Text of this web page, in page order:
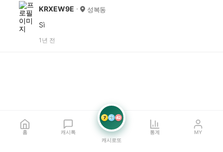
KRXEW9E 성복동
Sì
1년 전
홈 캐시톡
7 21 42
캐시로또
통계 MY